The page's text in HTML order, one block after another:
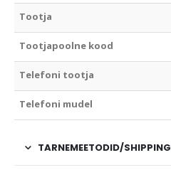
Tootja
Tootjapoolne kood
Telefoni tootja
Telefoni mudel
TARNEMEETODID/SHIPPING